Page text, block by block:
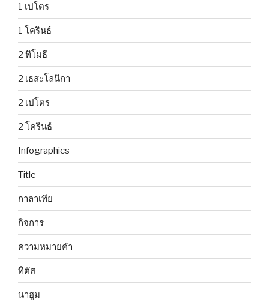
1 เปโตร
1 โครินธ์
2 ทิโมธี
2 เธสะโลนิกา
2 เปโตร
2 โครินธ์
Infographics
Title
กาลาเทีย
กิจการ
ความหมายคำ
ทิตัส
นาฮูม